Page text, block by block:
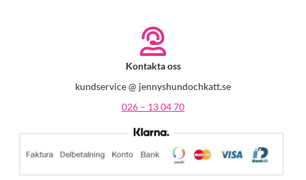
Kontakta oss
kundservice @ jennyshundochkatt.se
026 – 13 04 70